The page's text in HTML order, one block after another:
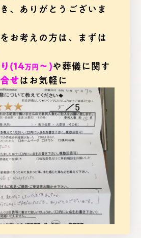
、ありがとうございま
お考えの方は、まずは
(14万円 ～)や葬儀に関す
せ はお気軽に